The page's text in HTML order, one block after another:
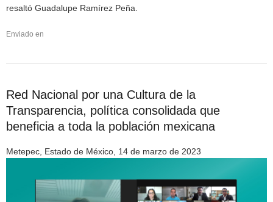
resaltó Guadalupe Ramírez Peña.
Enviado en
Red Nacional por una Cultura de la
Transparencia, política consolidada que
beneficia a toda la población mexicana
Metepec, Estado de México, 14 de marzo de 2023